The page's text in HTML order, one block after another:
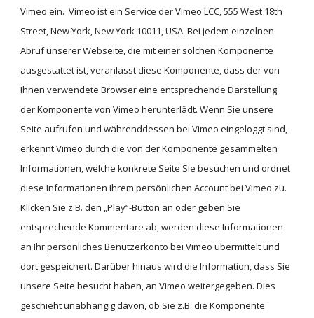
Vimeo ein.  Vimeo ist ein Service der Vimeo LCC, 555 West 18th
Street, New York, New York 10011, USA. Bei jedem einzelnen
Abruf unserer Webseite, die mit einer solchen Komponente
ausgestattet ist, veranlasst diese Komponente, dass der von
Ihnen verwendete Browser eine entsprechende Darstellung
der Komponente von Vimeo herunterlädt. Wenn Sie unsere
Seite aufrufen und währenddessen bei Vimeo eingeloggt sind,
erkennt Vimeo durch die von der Komponente gesammelten
Informationen, welche konkrete Seite Sie besuchen und ordnet
diese Informationen Ihrem persönlichen Account bei Vimeo zu.
Klicken Sie z.B. den „Play“-Button an oder geben Sie
entsprechende Kommentare ab, werden diese Informationen
an Ihr persönliches Benutzerkonto bei Vimeo übermittelt und
dort gespeichert. Darüber hinaus wird die Information, dass Sie
unsere Seite besucht haben, an Vimeo weitergegeben. Dies
geschieht unabhängig davon, ob Sie z.B. die Komponente